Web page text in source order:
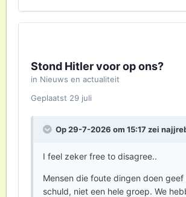
Stond Hitler voor op ons?
in Nieuws en actualiteit
Geplaatst 29 juli
Op 29-7-2026 om 15:17 zei
I feel zeker free to disagree..
Mensen die foute dingen doen geef
schuld, niet een hele groep. We